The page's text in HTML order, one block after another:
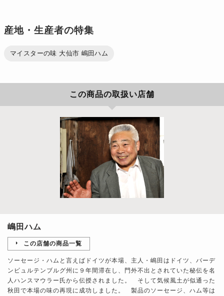
産地・生産者の特集
マイスターの味 大仙市 嶋田ハム
この商品の取扱い店舗
嶋田ハム
この店舗の商品一覧
ソーセージ・ハムと言えばドイツが本場、主人・嶋田はドイツ、バーデ
ンビュルテンブルグ州に９年間滞在し、門外不出とされていた秘伝を名
人ハンスマウラー氏から伝授されました。 そして気候風土が似通った
秋田で本場の味の再現に成功しました。 製品のソーセージ、ハム等は